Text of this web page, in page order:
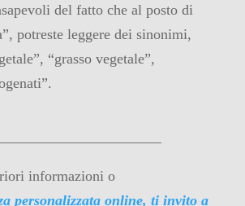
del fatto che al posto di
potreste leggere dei sinonimi,
“grasso vegetale”,
informazioni o
personalizzata online, ti invito a